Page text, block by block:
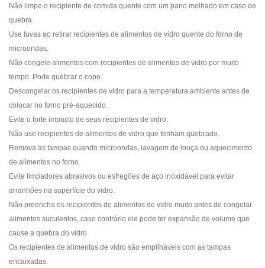
Não limpe o recipiente de comida quente com um pano molhado em caso de
quebra.
Use luvas ao retirar recipientes de alimentos de vidro quente do forno de
microondas.
Não congele alimentos com recipientes de alimentos de vidro por muito
tempo. Pode quebrar o copo.
Descongelar os recipientes de vidro para a temperatura ambiente antes de
colocar no forno pré-aquecido.
Evite o forte impacto de seus recipientes de vidro.
Não use recipientes de alimentos de vidro que tenham quebrado.
Remova as tampas quando microondas, lavagem de louça ou aquecimento
de alimentos no forno.
Evite limpadores abrasivos ou esfregões de aço inoxidável para evitar
arranhões na superfície do vidro.
Não preencha os recipientes de alimentos de vidro muito antes de congelar
alimentos suculentos, caso contrário ele pode ter expansão de volume que
cause a quebra do vidro.
Os recipientes de alimentos de vidro são empilháveis ​​com as tampas
encaixadas.